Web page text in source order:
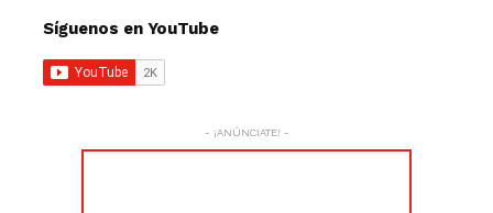
Síguenos en YouTube
- ¡ANÚNCIATE! -